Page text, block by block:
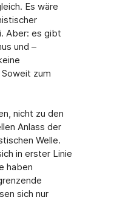
Es wäre
Aber: es gibt
und –
zum
nicht zu den
Anlass der
Welle.
in erster Linie
haben
sich nur